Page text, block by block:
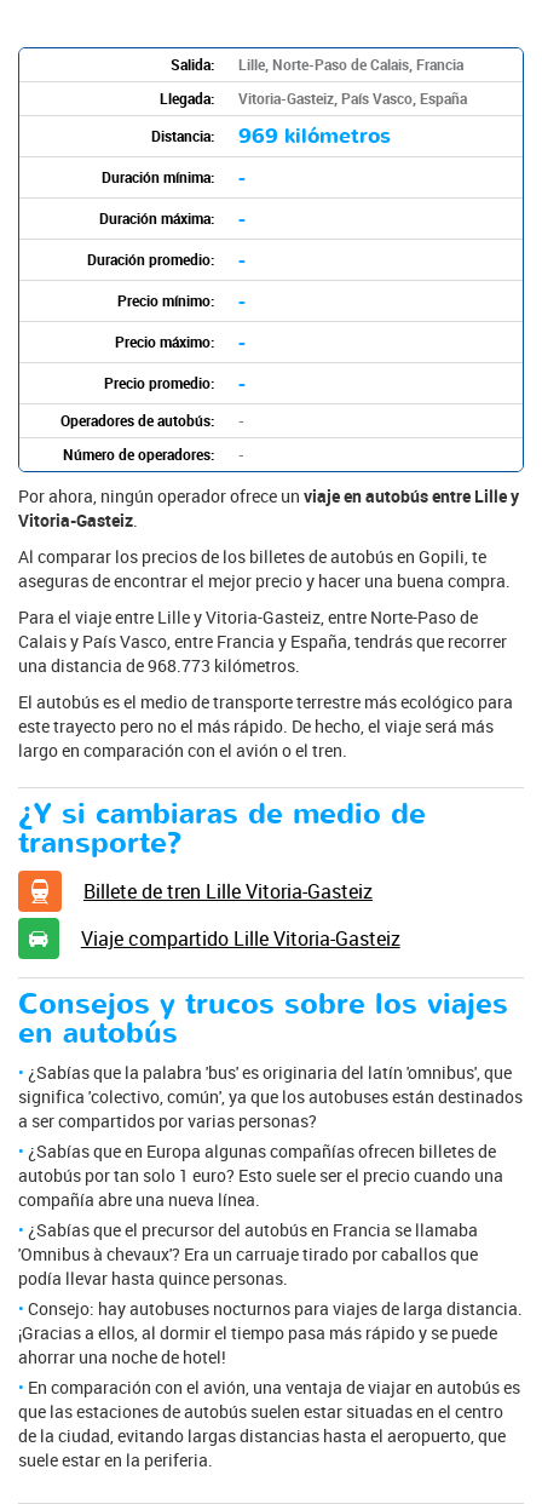
Salida:
Lille, Norte-Paso de Calais, Francia
Llegada:
Vitoria-Gasteiz, País Vasco, España
Distancia:
969 kilómetros
Duración mínima: -
Duración máxima: -
Duración promedio: -
Precio mínimo: -
Precio máximo: -
Precio promedio: -
Operadores de autobús:
-
Número de operadores:
-
Por ahora, ningún operador ofrece un viaje en autobús entre Lille y
Vitoria-Gasteiz
Al comparar los precios de los billetes de autobús en Gopili, te
aseguras de encontrar el mejor precio y hacer una buena compra.
Para el viaje entre Lille y Vitoria-Gasteiz, entre Norte-Paso de
Calais y País Vasco, entre Francia y España, tendrás que recorrer
una distancia de 968.773 kilómetros.
El autobús es el medio de transporte terrestre más ecológico para
este trayecto pero no el más rápido. De hecho, el viaje será más
largo en comparación con el avión o el tren.
¿Y si cambiaras de medio de
transporte?
Billete de tren Lille Vitoria-Gasteiz
Viaje compartido Lille Vitoria-Gasteiz
Consejos y trucos sobre los viajes
en autobús
¿Sabías que la palabra 'bus' es originaria del latín 'omnibus', que
significa 'colectivo, común', ya que los autobuses están destinados
a ser compartidos por varias personas?
¿Sabías que en Europa algunas compañías ofrecen billetes de
autobús por tan solo 1 euro? Esto suele ser el precio cuando una
compañía abre una nueva línea.
¿Sabías que el precursor del autobús en Francia se llamaba
'Omnibus à chevaux'? Era un carruaje tirado por caballos que
podía llevar hasta quince personas.
Consejo: hay autobuses nocturnos para viajes de larga distancia.
¡Gracias a ellos, al dormir el tiempo pasa más rápido y se puede
ahorrar una noche de hotel!
En comparación con el avión, una ventaja de viajar en autobús es
que las estaciones de autobús suelen estar situadas en el centro
de la ciudad, evitando largas distancias hasta el aeropuerto, que
suele estar en la periferia.